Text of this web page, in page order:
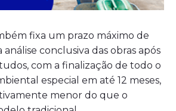
fixa um prazo máximo de
análise conclusiva das obras após
com a finalização de todo o
especial em até 12 meses,
menor do que o